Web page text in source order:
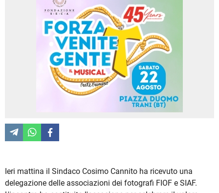
Ieri mattina il Sindaco Cosimo Cannito ha ricevuto una
delegazione delle associazioni dei fotografi FIOF e SIAF.